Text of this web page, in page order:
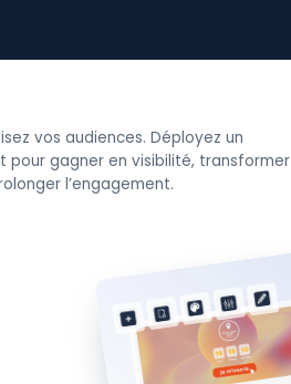
vos audiences. Déployez un
gagner en visibilité, transformer
l’engagement.